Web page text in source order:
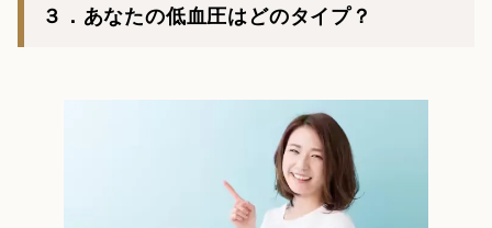
３．あなたの低血圧はどのタイプ？